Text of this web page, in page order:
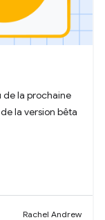
de la prochaine
la version bêta
Rachel Andrew